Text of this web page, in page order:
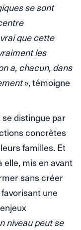
se sont
que cette
les
a, chacun, dans
», témoigne
se distingue par
concrètes
familles. Et
elle, mis en avant
sans créer
une
niveau peut se